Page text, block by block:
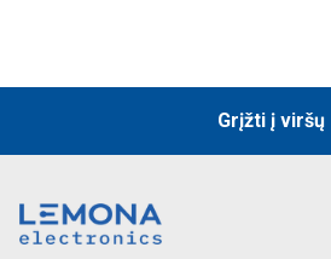
Grįžti į viršų